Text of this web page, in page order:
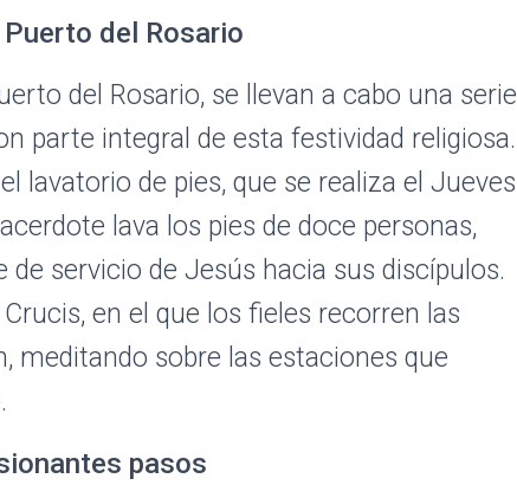
del Rosario
del Rosario, se llevan a cabo una serie
parte integral de esta festividad religiosa.
lavatorio de pies, que se realiza el Jueves
lava los pies de doce personas,
servicio de Jesús hacia sus discípulos.
en el que los fieles recorren las
meditando sobre las estaciones que
pasos